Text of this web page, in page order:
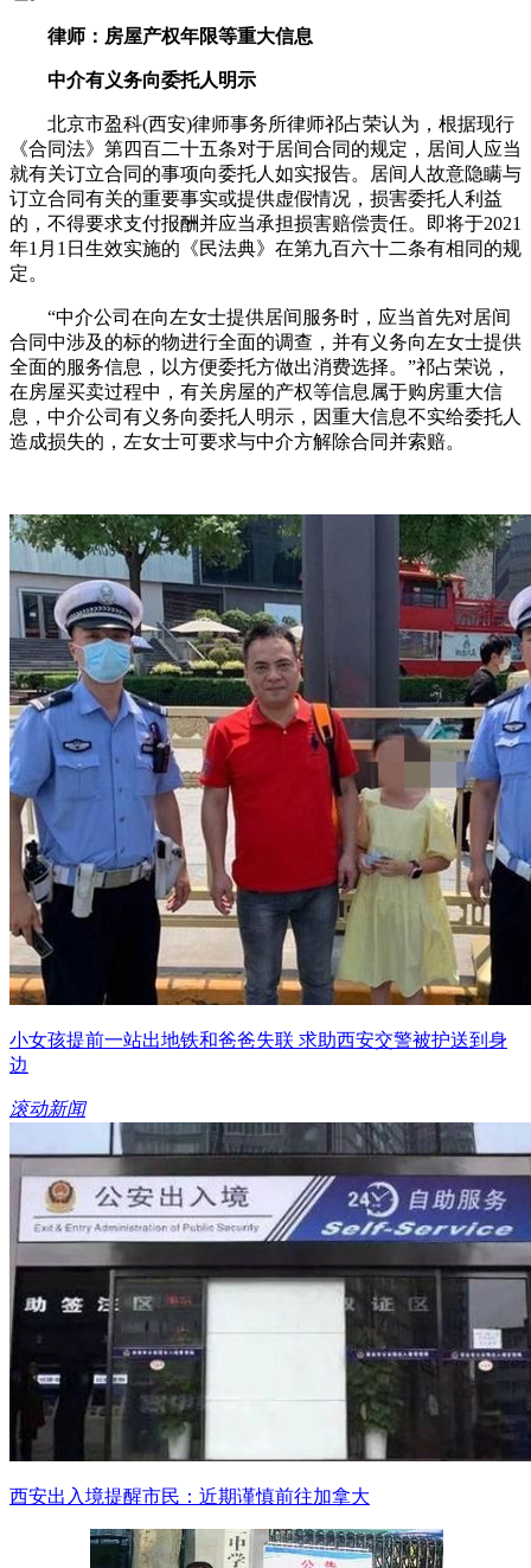
律师：房屋产权年限等重大信息
中介有义务向委托人明示
北京市盈科(西安)律师事务所律师祁占荣认为，根据现行
《合同法》第四百二十五条对于居间合同的规定，居间人应当
就有关订立合同的事项向委托人如实报告。居间人故意隐瞒与
订立合同有关的重要事实或提供虚假情况，损害委托人利益
的，不得要求支付报酬并应当承担损害赔偿责任。即将于2021
年1月1日生效实施的《民法典》在第九百六十二条有相同的规
定。
“中介公司在向左女士提供居间服务时，应当首先对居间
合同中涉及的标的物进行全面的调查，并有义务向左女士提供
全面的服务信息，以方便委托方做出消费选择。”祁占荣说，
在房屋买卖过程中，有关房屋的产权等信息属于购房重大信
息，中介公司有义务向委托人明示，因重大信息不实给委托人
造成损失的，左女士可要求与中介方解除合同并索赔。
小女孩提前一站出地铁和爸爸失联 求助西安交警被护送到身
边
滚动新闻
西安出入境提醒市民：近期谨慎前往加拿大